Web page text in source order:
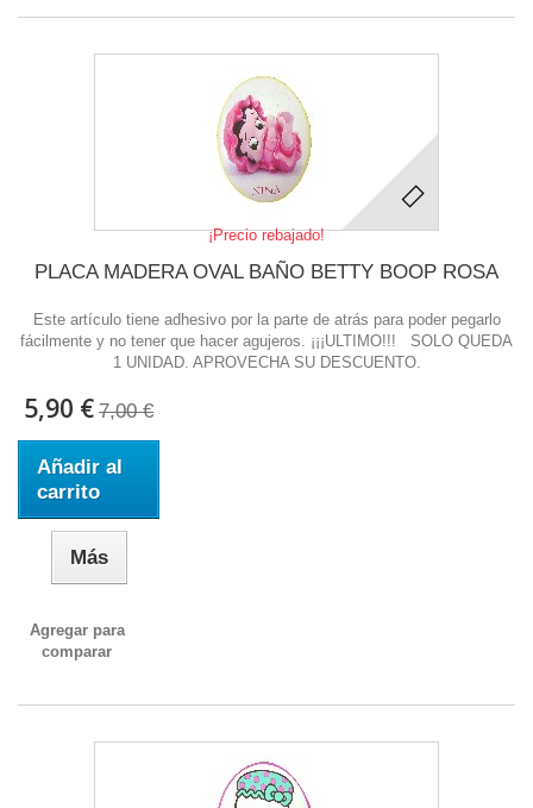
¡Precio rebajado!
PLACA MADERA OVAL BAÑO BETTY BOOP ROSA
Este artículo tiene adhesivo por la parte de atrás para poder pegarlo
fácilmente y no tener que hacer agujeros. ¡¡¡ULTIMO!!! SOLO QUEDA
1 UNIDAD. APROVECHA SU DESCUENTO.
5,90 € 7,00 €
Añadir al
carrito
Más
Agregar para
comparar